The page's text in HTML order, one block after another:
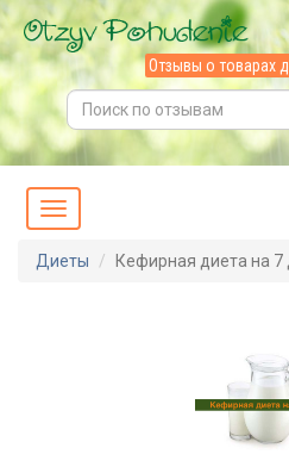
Отзывы о товарах
Диеты Кефирная диета на 7